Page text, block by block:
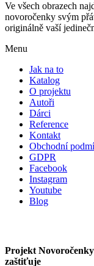
Ve všech obrazech
novoročenky svým
originálně vaší
Menu
Jak na to
Katalog
O projektu
Autoři
Dárci
Reference
Kontakt
Obchodní
GDPR
Facebook
Instagram
Youtube
Blog
Projekt
zaštiťuje